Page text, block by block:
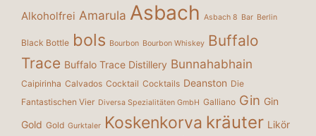
Alkoholfrei Amarula Asbach Asbach 8 Bar Berlin
Black Bottle bols Bourbon Bourbon Whiskey Buffalo
Trace Buffalo Trace Distillery Bunnahabhain
Caipirinha Calvados Cocktail Cocktails Deanston Die
Fantastischen Vier Diversa Spezialitäten GmbH Galliano Gin Gin
Gold Gold Gurktaler Koskenkorva kräuter Likör